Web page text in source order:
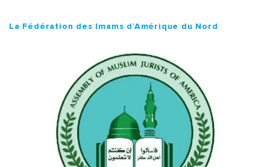
La Fédération des Imams d’Amérique du Nord